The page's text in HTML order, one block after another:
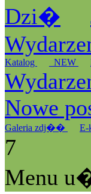
Dzi�
Katalog _NEW
Nowe
Galeria zdj�� E-
7
Menu